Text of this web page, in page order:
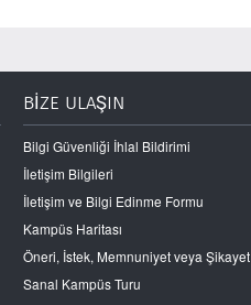
BİZE ULAŞIN
Bilgi Güvenliği İhlal Bildirimi
İletişim Bilgileri
İletişim ve Bilgi Edinme Formu
Kampüs Haritası
Öneri, İstek, Memnuniyet veya Şikayet
Sanal Kampüs Turu